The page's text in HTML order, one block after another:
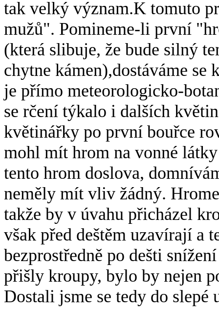
tak velký význam.K tomuto
mužů". Pomineme-li první
(která slibuje, že bude silný
chytne kámen),dostáváme se
je přímo meteorologicko-
se rčení týkalo i dalších
květinářky po první bouřce
mohl mít hrom na vonné
tento hrom doslova,
neměly mít vliv žádný.
takže by v úvahu přicházel
však před deštěm uzavírají a
bezprostředně po dešti
přišly kroupy, bylo by nejen
Dostali jsme se tedy do slepé